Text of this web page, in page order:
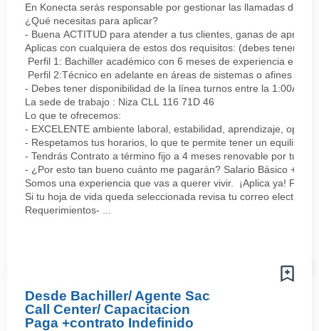
En Konecta serás responsable por gestionar las llamadas de
¿Qué necesitas para aplicar?
- Buena ACTITUD para atender a tus clientes, ganas de
Aplicas con cualquiera de estos dos requisitos: (debes tener
Perfil 1: Bachiller académico con 6 meses de experiencia en
Perfil 2:Técnico en adelante en áreas de sistemas o afines
- Debes tener disponibilidad de la línea turnos entre la 1:00AM
La sede de trabajo : Niza CLL 116 71D 46
Lo que te ofrecemos:
- EXCELENTE ambiente laboral, estabilidad, aprendizaje,
- Respetamos tus horarios, lo que te permite tener un equilibrio
- Tendrás Contrato a término fijo a 4 meses renovable por tu
- ¿Por esto tan bueno cuánto me pagarán? Salario Básico +
Somos una experiencia que vas a querer vivir. ¡Aplica ya!
Si tu hoja de vida queda seleccionada revisa tu correo
Requerimientos- ...
Desde Bachiller/ Agente Sac
Call Center/ Capacitacion
Paga +contrato Indefinido